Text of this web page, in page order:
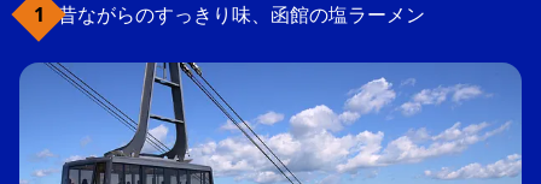
昔ながらのすっきり味、函館の塩ラーメン